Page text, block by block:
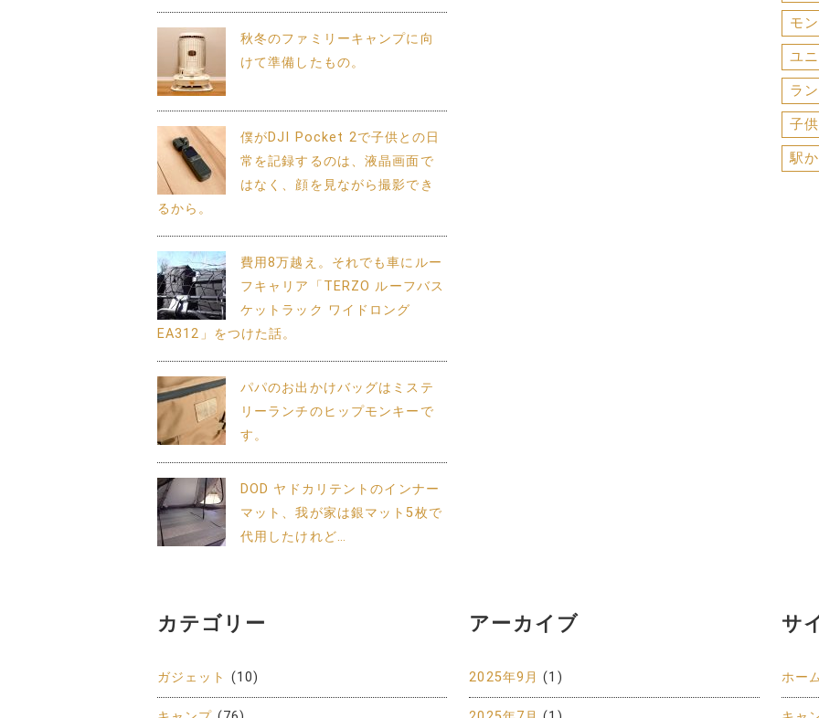
秋冬のファミリーキャンプに向
けて準備したもの。
僕がDJI Pocket 2で子供との日
常を記録するのは、液晶画面で
はなく、顔を見ながら撮影でき
るから。
費用8万越え。それでも車にルー
フキャリア「TERZO ルーフバス
ケットラック ワイドロング
EA312」をつけた話。
パパのお出かけバッグはミステ
リーランチのヒップモンキーで
す。
DOD ヤドカリテントのインナー
マット、我が家は銀マット5枚で
代用したけれど…
モ
ユ
ラ
子
駅
カテゴリー
ガジェット (10)
アーカイブ
2025年9月 (1)
サ
ホー